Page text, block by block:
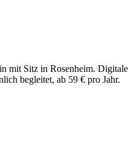
mit Sitz in Rosenheim. Digitale
begleitet, ab 59 € pro Jahr.